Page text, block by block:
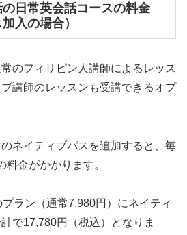
日常英会話コースの料金
入の場合）
のフィリピン人講師によるレッス
講師のレッスンも受講できるオプ
ネイティブパスを追加すると、毎
料金がかかります。
ラン（通常7,980円）にネイティ
で17,780円（税込）となりま